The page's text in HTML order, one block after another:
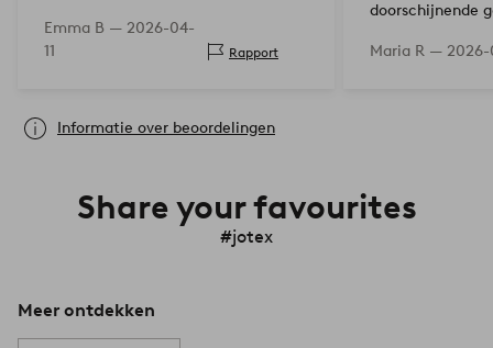
kopen van meerdere, maar dat
probleem had ik niet.
Emma B — 2026-04-
11
Rapport
doorschijnende
zijn absoluut
Maria R — 2026-
Informatie over beoordelingen
Share your favourites
#jotex
Meer ontdekken